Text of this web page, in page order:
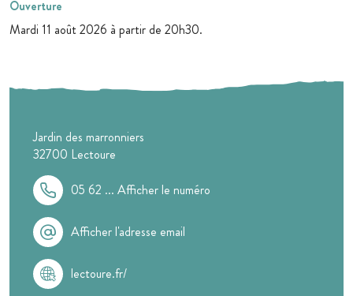
Ouverture
Mardi 11 août 2026 à partir de 20h30.
Jardin des marronniers
32700 Lectoure
05 62 ... Afficher le numéro
Afficher l'adresse email
lectoure.fr/